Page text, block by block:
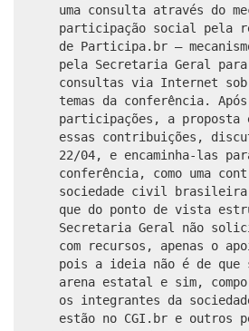
uma consulta através do
participação social pela
de Participa.br –
pela Secretaria Geral
consultas via Internet
temas da conferência.
participações, a proposta
essas contribuições,
22/04, e encaminha-las
conferência, como uma
sociedade civil brasileira.
que do ponto de vista
Secretaria Geral não
com recursos, apenas o
pois a ideia não é de que
arena estatal e sim,
os integrantes da
estão no CGI.br e outros